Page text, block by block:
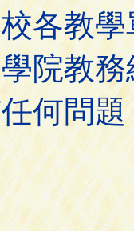
各教
院教
何問